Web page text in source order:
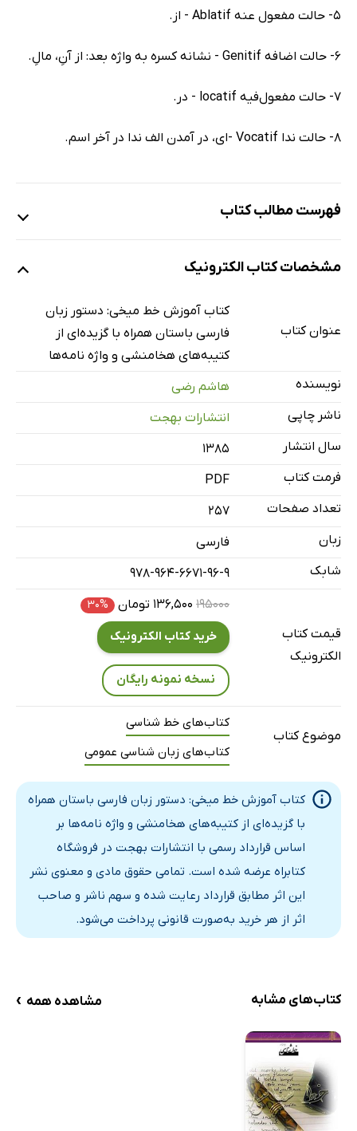
5- حالت مفعول عنه Ablatif - از.
6- حالت اضافه Genitif - نشانه کسره به واژه بعد: از آنِ، مالِ.
7- حالت مفعول‌فیه locatif - در.
8- حالت ندا Vocatif -‌ای، در آمدن الف ندا در آخر اسم.
فهرست مطالب کتاب
بخش دوم: حالاتِ هشت‌گانه‌ی اسم
مثال‌هایی برای حالات هشت‌گانه‌ی اسم
پیشوند اَ/a
صفت عالی
صفت نسبی
بخش چهارم: عدد
بخش پنجم: ضمیر
ضمیر یا اسم اشاره
ضمیر اشاره‌ی «آن»
حالات جمع ضمیر اشاره
بخش ششم: حروف اضافه، حروف ربط
بخش هشتم: فعل
پیشوندِ فعلیِ »وی»
پیشوند فعلیِ «اَوَ»
شناسه‌های زمان حال
حالات صرفی فعل مضارع یا زمان حال
فعل گذشته - ماضی
شناسه‌های زمان گذشته
شناسه برایِ سوم شخص مفرد و جمع
حالات صرفی ماضی، فعل معلوم، سوم شخص مفرد و جمع
وجه امری، فعل معلوم
حالات صرفی وجه امری، معلوم و میانه
وجه التزامی، معلوم
مشخصات کتاب الکترونیک
عنوان کتاب
کتاب آموزش خط میخی: دستور زبان
فارسی باستان همراه با گزیده‌ای از
کتیبه‌های هخامنشی و واژه نامه‌ها
نویسنده
هاشم رضی
ناشر چاپی
انتشارات بهجت
سال انتشار
۱۳۸۵
فرمت کتاب
PDF
تعداد صفحات
257
زبان
فارسی
شابک
978-964-6671-96-9
قیمت کتاب
الکترونیک
۱۹۵۰۰۰ ۱۳۶,۵۰۰ تومان ۳۰%
خرید کتاب الکترونیک
نسخه نمونه رایگان
موضوع کتاب
کتاب‌های خط شناسی
کتاب‌های زبان شناسی عمومی
کتاب آموزش خط میخی: دستور زبان فارسی باستان همراه
با گزیده‌ای از کتیبه‌های هخامنشی و واژه نامه‌ها بر
اساس قرارداد رسمی با انتشارات بهجت در فروشگاه
کتابراه عرضه شده است. تمامی حقوق مادی و معنوی نشر
این اثر مطابق قرارداد رعایت شده و سهم ناشر و صاحب
اثر از هر خرید به‌صورت قانونی پرداخت می‌شود.
کتاب‌های مشابه مشاهده همه ›